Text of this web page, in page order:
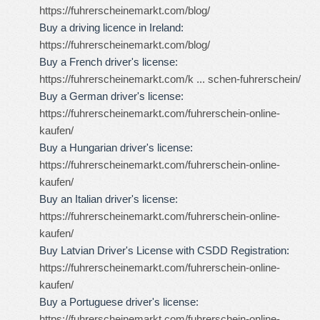
https://fuhrerscheinemarkt.com/blog/
Buy a driving licence in Ireland:
https://fuhrerscheinemarkt.com/blog/
Buy a French driver's license:
https://fuhrerscheinemarkt.com/k ... schen-fuhrerschein/
Buy a German driver's license:
https://fuhrerscheinemarkt.com/fuhrerschein-online-
kaufen/
Buy a Hungarian driver's license:
https://fuhrerscheinemarkt.com/fuhrerschein-online-
kaufen/
Buy an Italian driver's license:
https://fuhrerscheinemarkt.com/fuhrerschein-online-
kaufen/
Buy Latvian Driver's License with CSDD Registration:
https://fuhrerscheinemarkt.com/fuhrerschein-online-
kaufen/
Buy a Portuguese driver's license: